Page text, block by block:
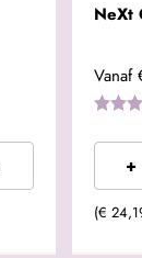
NeXt
Vanaf
+
(€